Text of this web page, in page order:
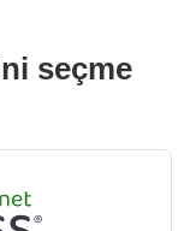
seçme